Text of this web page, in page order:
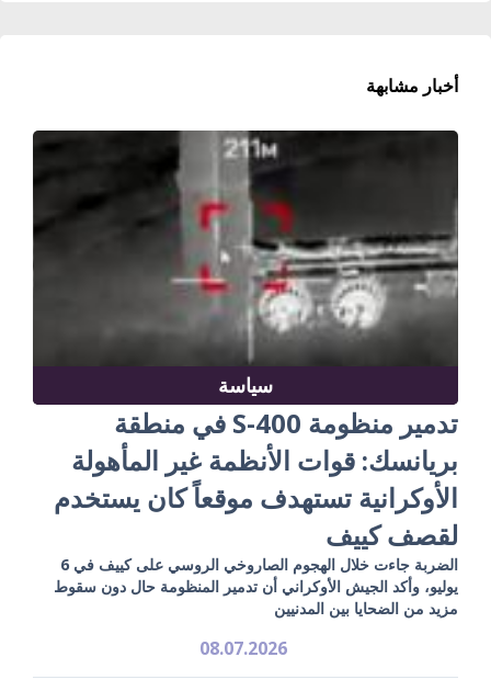
أخبار مشابهة
سياسة
تدمير منظومة S-400 في منطقة
بريانسك: قوات الأنظمة غير المأهولة
الأوكرانية تستهدف موقعاً كان يستخدم
لقصف كييف
الضربة جاءت خلال الهجوم الصاروخي الروسي على كييف في 6
يوليو، وأكد الجيش الأوكراني أن تدمير المنظومة حال دون سقوط
مزيد من الضحايا بين المدنيين
08.07.2026